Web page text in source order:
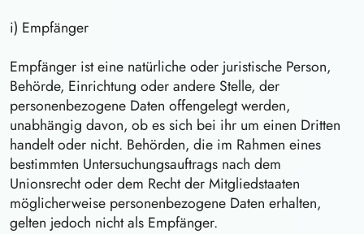
i) Empfänger
Empfänger ist eine natürliche oder juristische Person,
Behörde, Einrichtung oder andere Stelle, der
personenbezogene Daten offengelegt werden,
unabhängig davon, ob es sich bei ihr um einen Dritten
handelt oder nicht. Behörden, die im Rahmen eines
bestimmten Untersuchungsauftrags nach dem
Unionsrecht oder dem Recht der Mitgliedstaaten
möglicherweise personenbezogene Daten erhalten,
gelten jedoch nicht als Empfänger.